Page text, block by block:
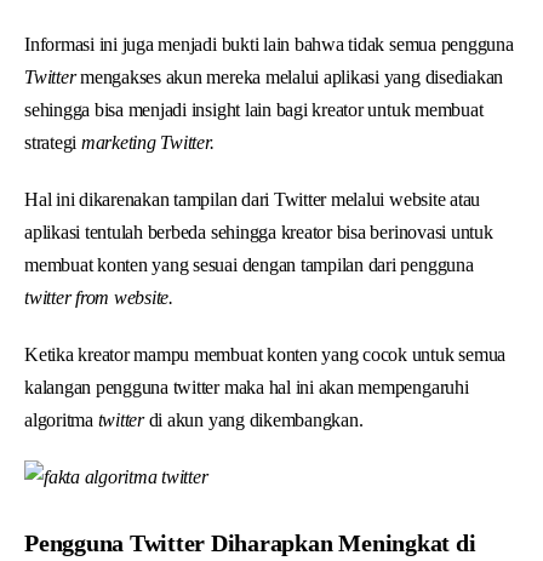
Informasi ini juga menjadi bukti lain bahwa tidak semua pengguna
Twittermengakses akun mereka melalui aplikasi yang disediakan
sehingga bisa menjadi insight lain bagi kreator untuk membuat
strategi marketing Twitter.
Hal ini dikarenakan tampilan dari Twitter melalui website atau
aplikasi tentulah berbeda sehingga kreator bisa berinovasi untuk
membuat konten yang sesuai dengan tampilan dari pengguna
twitter from website.
Ketika kreator mampu membuat konten yang cocok untuk semua
kalangan pengguna twitter maka hal ini akan mempengaruhi
algoritma twitterdi akun yang dikembangkan.
Pengguna Twitter Diharapkan Meningkat di